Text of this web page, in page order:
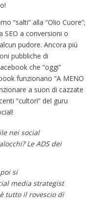
“salti” alla “Olio Cuore”;
SEO a conversioni o
pudore. Ancora più
pubbliche di
che “oggi”
funzionano “A MENO
a suon di cazzate
“cultori” del guru
nei social
Le ADS dei
si
media strategist
tutto il rovescio di